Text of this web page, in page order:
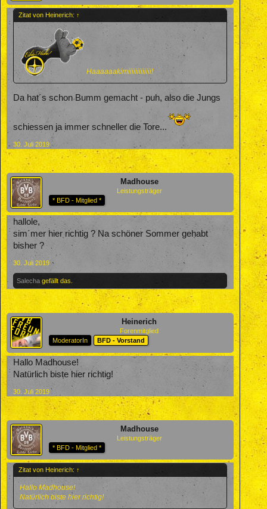
Zitat von Heinerich: ↑
Haaaaaakimiiiiiiiiiiiii!
Da hat´s schon Bumm gemacht - puh, also die Jungs
schiessen ja immer schneller die Tore...
30. Juli 2019
Madhouse
Leistungsträger
* BFD - Mitglied *
hallole,
sim´mer hier richtig ? Na schöner Sommer gehabt
bisher ?
30. Juli 2019
Salecha gefällt das.
Heinerich
Forenmitglied
ModeratorIn
BFD - Vorstand
Hallo Madhouse!
Natürlich biste hier richtig!
30. Juli 2019
Madhouse
Leistungsträger
* BFD - Mitglied *
Zitat von Heinerich: ↑
Hallo Madhouse!
Natürlich biste hier richtig!